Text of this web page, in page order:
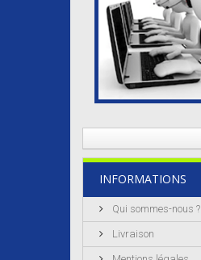
INFORMATIONS
Qui sommes-nous ?
Livraison